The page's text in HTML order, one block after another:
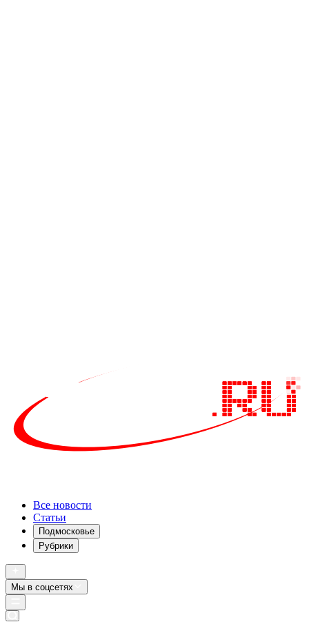
Все новости
Статьи
Подмосковье
Рубрики
Мы в соцсетях